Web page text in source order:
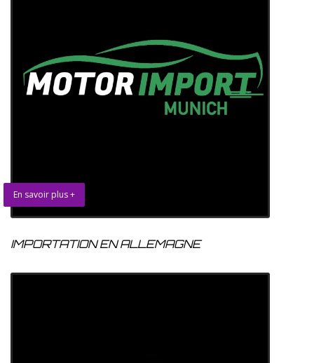
En savoir plus +
IMPORTATION EN ALLEMAGNE